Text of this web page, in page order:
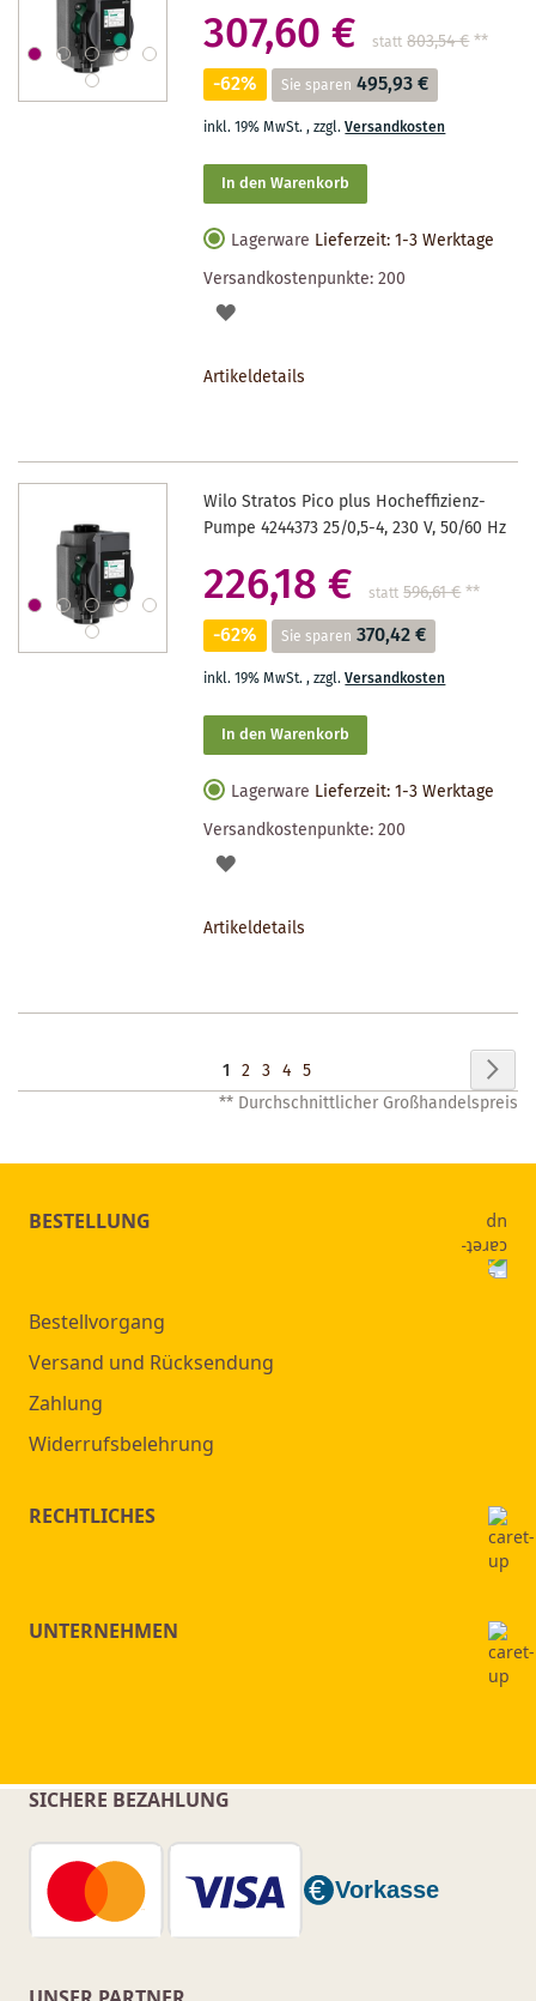
307,60 € statt 803,54 €**
-62% Sie sparen 495,93 €
inkl. 19% MwSt.,zzgl.Versandkosten
In den Warenkorb
Lagerware Lieferzeit: 1-3 Werktage
Versandkostenpunkte:200
AUF
Artikeldetails
Wilo Stratos Pico plus Hocheffizienz-
Pumpe 4244373 25/0,5-4, 230 V, 50/60 Hz
226,18 € statt 596,61 €**
-62% Sie sparen 370,42 €
inkl. 19% MwSt.,zzgl.Versandkosten
In den Warenkorb
Lagerware Lieferzeit: 1-3 Werktage
Versandkostenpunkte:200
AUF
Artikeldetails
Seite
Sie
lesen
1 Seite
2 Seite
3 Seite
4 Seite
5
** Durchschnittlicher Großhandelspreis
BESTELLUNG
Bestellvorgang
Versand und Rücksendung
Zahlung
Widerrufsbelehrung
RECHTLICHES
UNTERNEHMEN
SICHERE BEZAHLUNG